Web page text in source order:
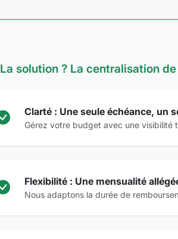
La solution ? La centralisation
Clarté : Une seule échéance, un
Gérez votre budget avec une visibilité
Flexibilité : Une mensualité
Nous adaptons la durée de